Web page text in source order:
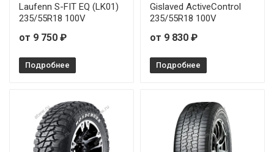
Laufenn S-FIT EQ (LK01)
235/55R18 100V
от 9 750 ₽
Подробнее
Gislaved ActiveControl
235/55R18 100V
от 9 830 ₽
Подробнее